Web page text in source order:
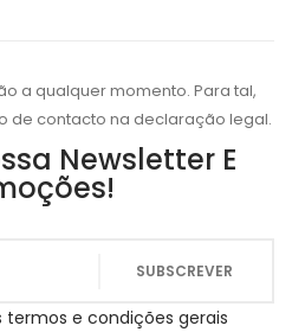
a qualquer momento. Para tal,
de contacto na declaração legal.
Newsletter E
e condições gerais